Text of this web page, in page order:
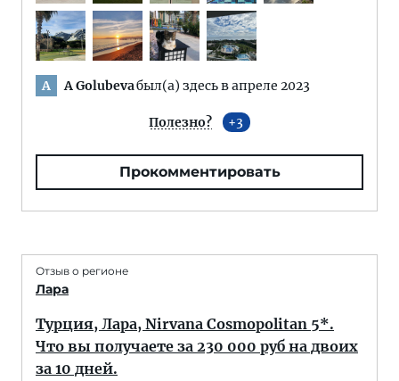
A A Golubevaбыл(а) здесь в апреле 2023
Полезно? 3
Прокомментировать
Отзыв о регионе
Лара
Турция, Лара, Nirvana Cosmopolitan 5*.
Что вы получаете за 230 000 руб на двоих
за 10 дней.